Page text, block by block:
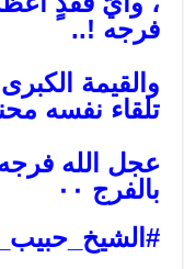
فرجه !..
والقيمة
تلقاء نفسه
عجل الله
بالفرج ٠٠